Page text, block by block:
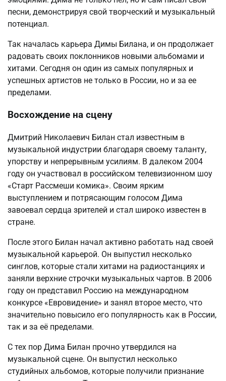
песни, демонстрируя свой творческий и музыкальный
потенциал.
Так началась карьера Димы Билана, и он продолжает
радовать своих поклонников новыми альбомами и
хитами. Сегодня он один из самых популярных и
успешных артистов не только в России, но и за ее
пределами.
Восхождение на сцену
Дмитрий Николаевич Билан стал известным в
музыкальной индустрии благодаря своему таланту,
упорству и непрерывным усилиям. В далеком 2004
году он участвовал в российском телевизионном шоу
«Старт Рассмеши комика». Своим ярким
выступлением и потрясающим голосом Дима
завоевал сердца зрителей и стал широко известен в
стране.
После этого Билан начал активно работать над своей
музыкальной карьерой. Он выпустил несколько
синглов, которые стали хитами на радиостанциях и
заняли верхние строчки музыкальных чартов. В 2006
году он представил Россию на международном
конкурсе «Евровидение» и занял второе место, что
значительно повысило его популярность как в России,
так и за её пределами.
С тех пор Дима Билан прочно утвердился на
музыкальной сцене. Он выпустил несколько
студийных альбомов, которые получили признание